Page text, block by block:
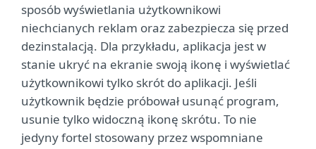
sposób wyświetlania użytkownikowi
niechcianych reklam oraz zabezpiecza się przed
dezinstalacją. Dla przykładu, aplikacja jest w
stanie ukryć na ekranie swoją ikonę i wyświetlać
użytkownikowi tylko skrót do aplikacji. Jeśli
użytkownik będzie próbował usunąć program,
usunie tylko widoczną ikonę skrótu. To nie
jedyny fortel stosowany przez wspomniane